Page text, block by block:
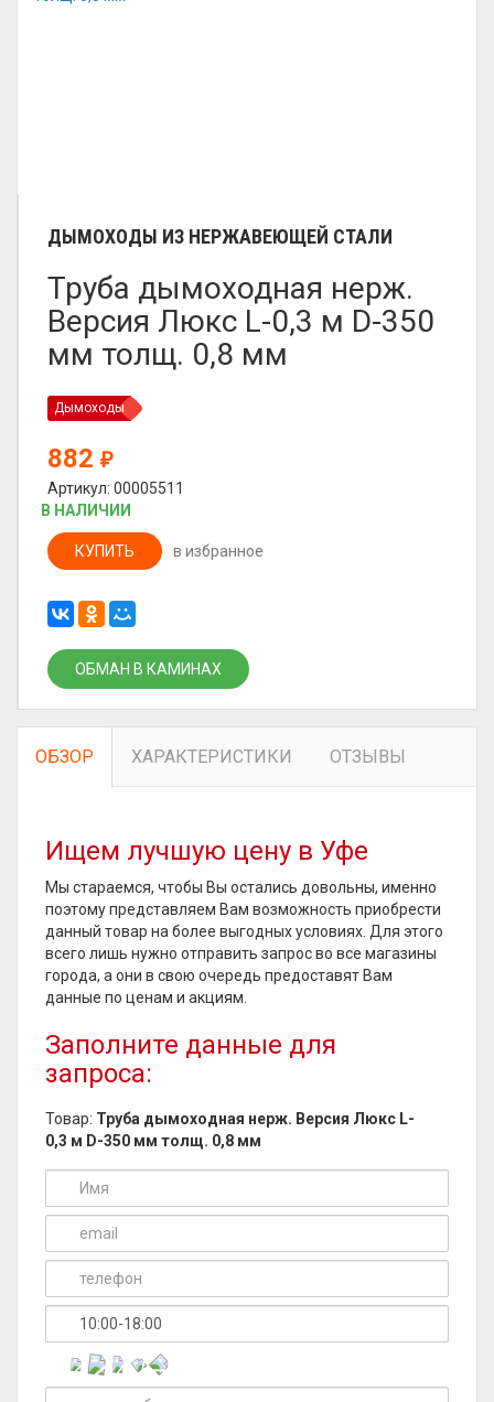
ДЫМОХОДЫ ИЗ НЕРЖАВЕЮЩЕЙ СТАЛИ
Труба дымоходная нерж.
Версия Люкс L-0,3 м D-350
мм толщ. 0,8 мм
Дымоходы
882 ₽
Артикул: 00005511
В НАЛИЧИИ
КУПИТЬ в избранное
ОБМАН В КАМИНАХ
ОБЗОР ХАРАКТЕРИСТИКИ ОТЗЫВЫ
Ищем лучшую цену в Уфе
Мы стараемся, чтобы Вы остались довольны, именно
поэтому представляем Вам возможность приобрести
данный товар на более выгодных условиях. Для этого
всего лишь нужно отправить запрос во все магазины
города, а они в свою очередь предоставят Вам
данные по ценам и акциям.
Заполните данные для
запроса:
Товар: Труба дымоходная нерж. Версия Люкс L-
0,3 м D-350 мм толщ. 0,8 мм